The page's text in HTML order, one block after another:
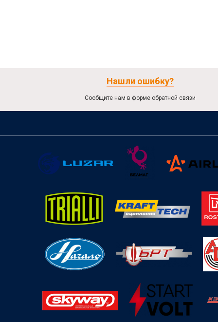
Нашли ошибку?
Сообщите нам в форме обратной связи